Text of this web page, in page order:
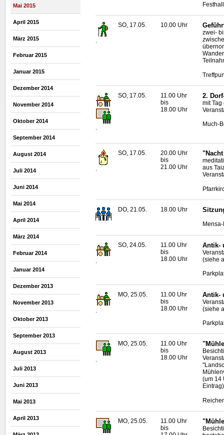
Mai 2015
April 2015
März 2015
Februar 2015
Januar 2015
Dezember 2014
November 2014
Oktober 2014
September 2014
August 2014
Juli 2014
Juni 2014
Mai 2014
April 2014
März 2014
Februar 2014
Januar 2014
Dezember 2013
November 2013
Oktober 2013
September 2013
August 2013
Juli 2013
Juni 2013
Mai 2013
April 2013
.
SO, 17.05. 10.00 Uhr
zwei-
.
SO, 17.05.
11.00 Uhr
bis
18.00 Uhr
2.
mit Tag
Much-
.
SO, 17.05.
20.00 Uhr
bis
21.00 Uhr
aus
DO, 21.05. 18.00 Uhr
.
SO, 24.05.
11.00 Uhr
bis
18.00 Uhr
Antik-
(siehe
MO, 25.05.
11.00 Uhr
bis
18.00 Uhr
Antik-
(siehe
.
MO, 25.05.
11.00 Uhr
bis
18.00 Uhr
(um 14
Eintrag)
MO, 25.05.
11.00 Uhr
bis